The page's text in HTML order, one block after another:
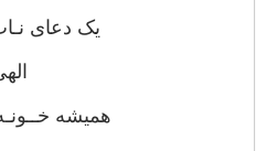
یک دعای
همیشه